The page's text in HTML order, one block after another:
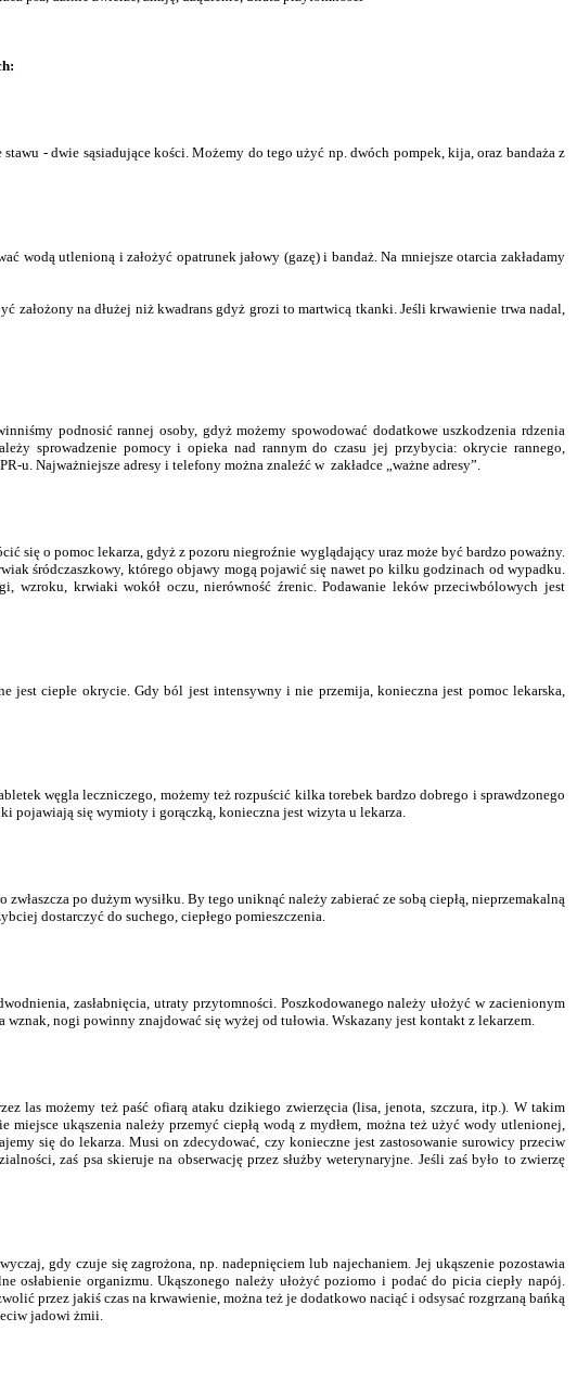
- dwie sąsiadujące kości. Możemy do tego użyć np. dwóch pompek, kija, oraz bandaża z
wodą utlenioną i założyć opatrunek jałowy (gazę) i bandaż. Na mniejsze otarcia zakładamy
na dłużej niż kwadrans gdyż grozi to martwicą tkanki. Jeśli krwawienie trwa nadal,
podnosić rannej osoby, gdyż możemy spowodować dodatkowe uszkodzenia rdzenia
sprowadzenie pomocy i opieka nad rannym do czasu jej przybycia: okrycie rannego,
u. Najważniejsze adresy i telefony można znaleźć w zakładce „ważne adresy”.
się o pomoc lekarza, gdyż z pozoru niegroźnie wyglądający uraz może być bardzo poważny.
śródczaszkowy, którego objawy mogą pojawić się nawet po kilku godzinach od wypadku.
krwiaki wokół oczu, nierówność źrenic. Podawanie leków przeciwbólowych jest
ciepłe okrycie. Gdy ból jest intensywny i nie przemija, konieczna jest pomoc lekarska,
węgla leczniczego, możemy też rozpuścić kilka torebek bardzo dobrego i sprawdzonego
pojawiają się wymioty i gorączką, konieczna jest wizyta u lekarza.
po dużym wysiłku. By tego uniknąć należy zabierać ze sobą ciepłą, nieprzemakalną
dostarczyć do suchego, ciepłego pomieszczenia.
zasłabnięcia, utraty przytomności. Poszkodowanego należy ułożyć w zacienionym
nogi powinny znajdować się wyżej od tułowia. Wskazany jest kontakt z lekarzem.
las możemy też paść ofiarą ataku dzikiego zwierzęcia (lisa, jenota, szczura, itp.). W takim
ukąszenia należy przemyć ciepłą wodą z mydłem, można też użyć wody utlenionej,
się do lekarza. Musi on zdecydować, czy konieczne jest zastosowanie surowicy przeciw
zaś psa skieruje na obserwację przez służby weterynaryjne. Jeśli zaś było to zwierzę
gdy czuje się zagrożona, np. nadepnięciem lub najechaniem. Jej ukąszenie pozostawia
organizmu. Ukąszonego należy ułożyć poziomo i podać do picia ciepły napój.
przez jakiś czas na krwawienie, można też je dodatkowo naciąć i odsysać rozgrzaną bańką
jadowi żmii.